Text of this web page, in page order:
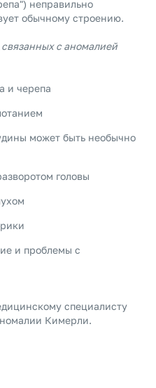
неправильно
обычному строению.
с аномалией
и черепа
может быть необычно
головы
и проблемы с
специалисту
Кимерли.